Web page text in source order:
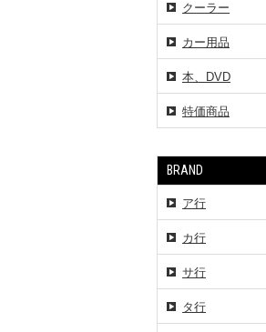
クーラー
カー用品
本、DVD
特価商品
BRAND
ア行
カ行
サ行
タ行